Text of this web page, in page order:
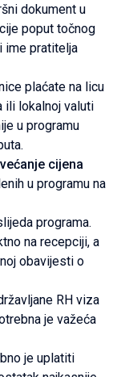
dokument u
poput točnog
ime pratitelja
plaćate na licu
ili lokalnoj valuti
u programu
cijena
u programu na
programa.
na recepciji, a
obavijesti o
RH viza
je važeća
je uplatiti